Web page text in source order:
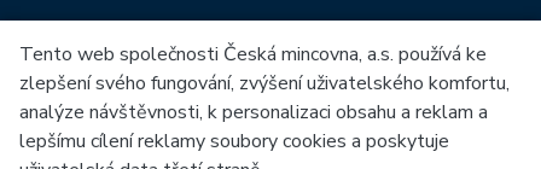
Mezi naše partnery patří:
Tento web společnosti Česká mincovna, a.s. používá ke
zlepšení svého fungování, zvýšení uživatelského komfortu,
analýze návštěvnosti, k personalizaci obsahu a reklam a
lepšímu cílení reklamy soubory cookies a poskytuje